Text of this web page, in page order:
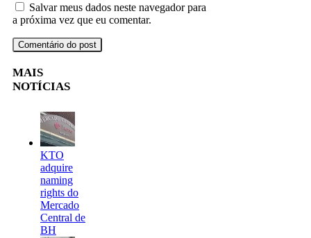
Salvar meus dados neste navegador para
a próxima vez que eu comentar.
MAIS
NOTÍCIAS
KTO
adquire
naming
rights do
Mercado
Central de
BH